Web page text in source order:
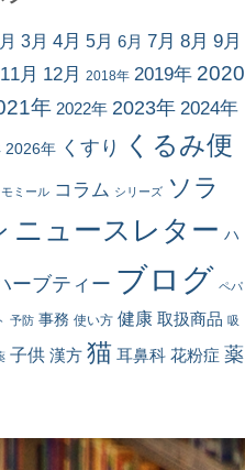
3月 4月 5月 6月 7月 8月 9月
11月 12月 2018年 2019年 2020
年 2022年 2023年 2024年
2026年 くすり
くるみ便
モミール コラム シリーズ
ソラ
ニュースレター ハ
ーブティー ブログ ペパ
予防 事務 使い方 健康 取扱商品 吸
子供 漢方 猫 耳鼻科 花粉症 薬